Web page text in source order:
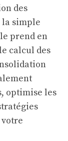
des
la simple
prend en
calcul des
optimise les